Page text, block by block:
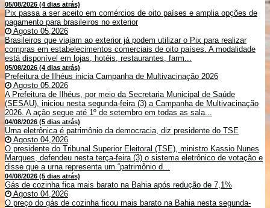
05/08/2026 (4 dias atrás)
Pix passa a ser aceito em comércios de oito países e amplia opções de
pagamento para brasileiros no exterior
Agosto 05,2026
Brasileiros que viajam ao exterior já podem utilizar o Pix para realizar
compras em estabelecimentos comerciais de oito países. A modalidade
está disponível em lojas, hotéis, restaurantes, farm...
05/08/2026 (4 dias atrás)
Prefeitura de Ilhéus inicia Campanha de Multivacinação 2026
Agosto 05,2026
A Prefeitura de Ilhéus, por meio da Secretaria Municipal de Saúde
(SESAU), iniciou nesta segunda-feira (3) a Campanha de Multivacinação
2026. A ação segue até 1º de setembro em todas as sala...
04/08/2026 (5 dias atrás)
Urna eletrônica é patrimônio da democracia, diz presidente do TSE
Agosto 04,2026
O presidente do Tribunal Superior Eleitoral (TSE), ministro Kassio Nunes
Marques, defendeu nesta terça-feira (3) o sistema eletrônico de votação e
disse que a urna representa um “patrimônio d...
04/08/2026 (5 dias atrás)
Gás de cozinha fica mais barato na Bahia após redução de 7,1%
Agosto 04,2026
O preço do gás de cozinha ficou mais barato na Bahia nesta segunda-